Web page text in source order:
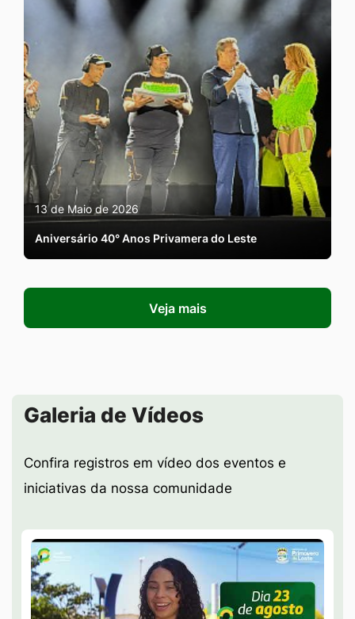
13 de Maio de 2026
Aniversário 40° Anos Privamera do Leste
Veja mais
Seção Galeria de Vídeos
Galeria de Vídeos
Confira registros em vídeo dos eventos e
iniciativas da nossa comunidade